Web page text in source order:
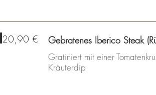
20,90 € Gebratenes Iberico Steak
Gratiniert mit einer
Kräuterdip